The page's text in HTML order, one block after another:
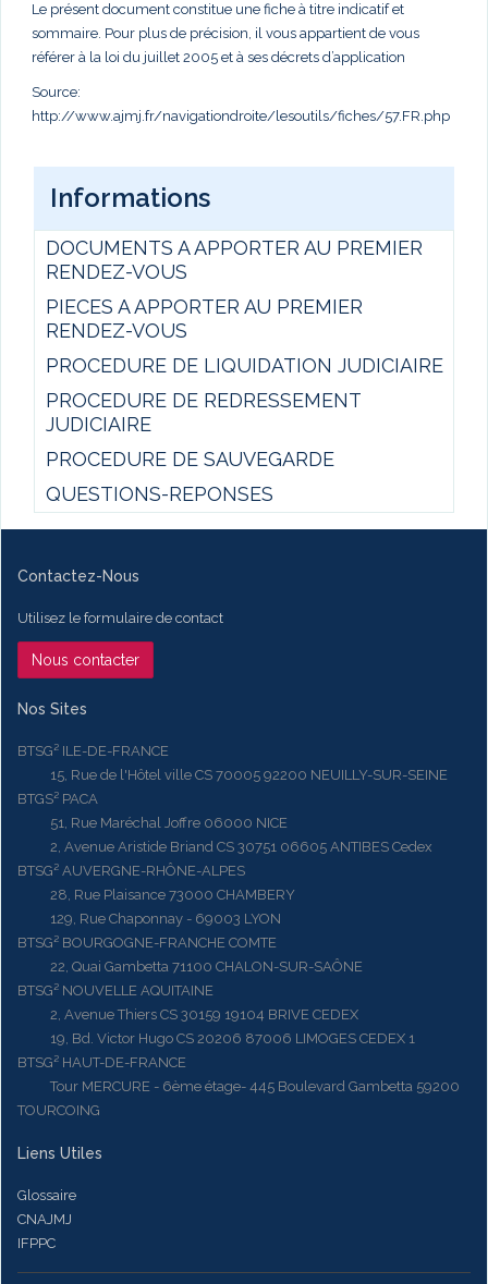
Le présent document constitue une fiche à titre indicatif et
sommaire. Pour plus de précision, il vous appartient de vous
référer à la loi du juillet 2005 et à ses décrets d’application
Source:
http://www.ajmj.fr/navigationdroite/lesoutils/fiches/57.FR.php
Informations
DOCUMENTS A APPORTER AU PREMIER
RENDEZ-VOUS
PIECES A APPORTER AU PREMIER
RENDEZ-VOUS
PROCEDURE DE LIQUIDATION JUDICIAIRE
PROCEDURE DE REDRESSEMENT
JUDICIAIRE
PROCEDURE DE SAUVEGARDE
QUESTIONS-REPONSES
Contactez-Nous
Utilisez le formulaire de contact
Nous contacter
Nos Sites
BTSG² ILE-DE-FRANCE
15, Rue de l'Hôtel ville CS 70005 92200 NEUILLY-SUR-SEINE
BTGS² PACA
51, Rue Maréchal Joffre 06000 NICE
2, Avenue Aristide Briand CS 30751 06605 ANTIBES Cedex
BTSG² AUVERGNE-RHÔNE-ALPES
28, Rue Plaisance 73000 CHAMBERY
129, Rue Chaponnay - 69003 LYON
BTSG² BOURGOGNE-FRANCHE COMTE
22, Quai Gambetta 71100 CHALON-SUR-SAÔNE
BTSG² NOUVELLE AQUITAINE
2, Avenue Thiers CS 30159 19104 BRIVE CEDEX
19, Bd. Victor Hugo CS 20206 87006 LIMOGES CEDEX 1
BTSG² HAUT-DE-FRANCE
Tour MERCURE - 6ème étage- 445 Boulevard Gambetta 59200
TOURCOING
Liens Utiles
Glossaire
CNAJMJ
IFPPC